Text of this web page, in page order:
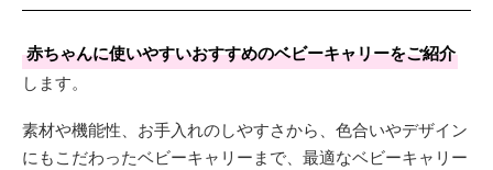
赤ちゃんに使いやすいおすすめのベビーキャリーをご紹介
します。
素材や機能性、お手入れのしやすさから、色合いやデザイン
にもこだわったベビーキャリーまで、最適なベビーキャリー